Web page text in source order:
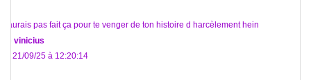
T aurais pas fait ça pour te venger de ton histoire d harcèlement hein
vinicius
Le 21/09/25 à 12:20:14